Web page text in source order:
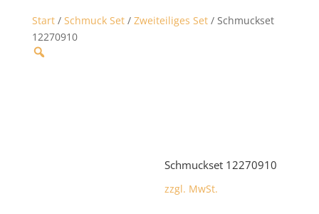
Start/ Schmuck Set/ Zweiteiliges Set/ Schmuckset
12270910
Schmuckset 12270910
zzgl. MwSt.